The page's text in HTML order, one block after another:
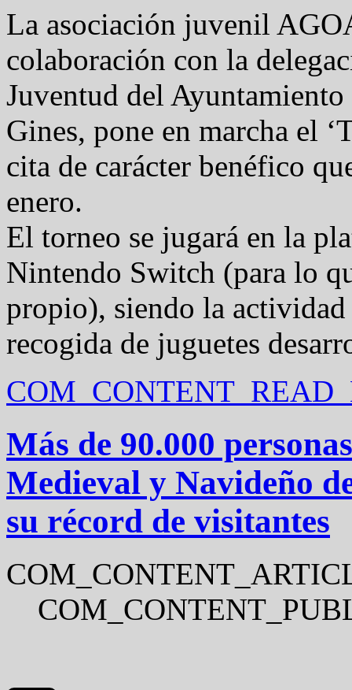
La asociación juvenil
colaboración con la
Juventud del Ayuntamiento
Gines, pone en marcha el
cita de carácter benéfico
enero.
El torneo se jugará en la
Nintendo Switch (para lo
propio), siendo la actividad
recogida de juguetes
Más de 90.000
Medieval y Navideño
su récord de visitantes